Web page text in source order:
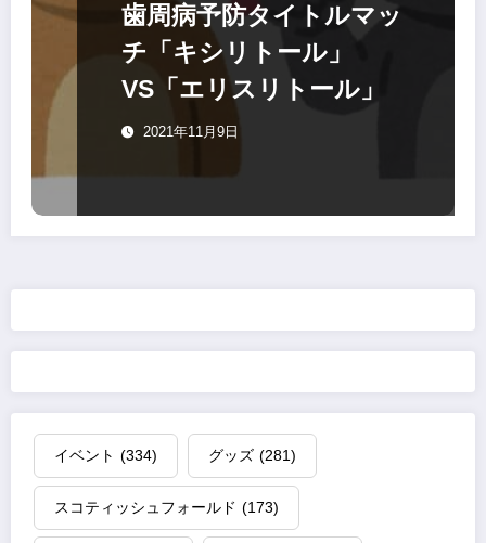
歯周病予防タイトルマッ
チ「キシリトール」
VS「エリスリトール」
2021年11月9日
イベント (334) グッズ (281)
スコティッシュフォールド (173)